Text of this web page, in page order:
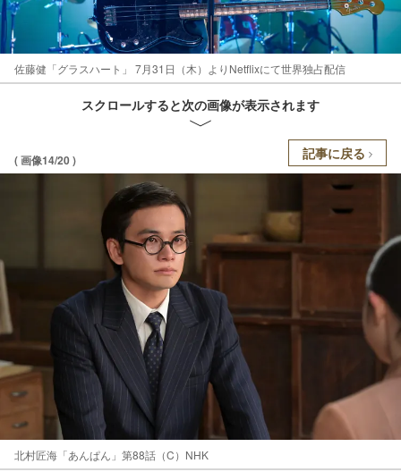
佐藤健「グラスハート」 7月31日（木）よりNetflixにて世界独占配信
スクロールすると次の画像が表示されます
( 画像14/20 ) 記事に戻る
北村匠海「あんぱん」第88話（C）NHK